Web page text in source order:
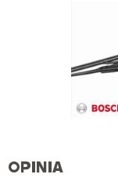
OPINIA